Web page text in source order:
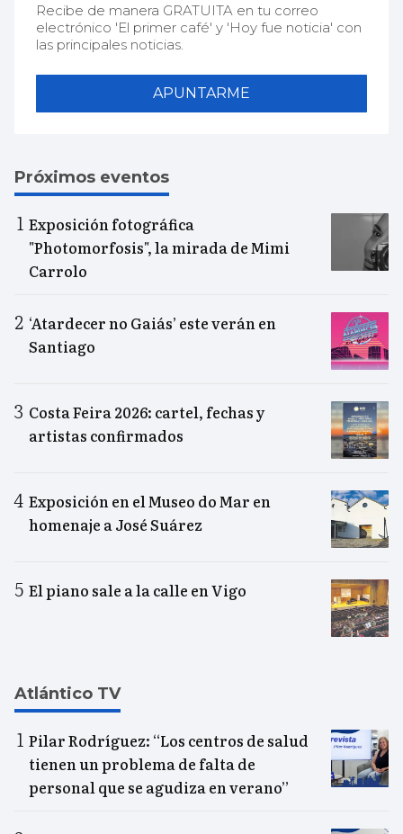
Recibe de manera GRATUITA en tu correo
electrónico 'El primer café' y 'Hoy fue noticia' con
las principales noticias.
APUNTARME
Próximos eventos
Exposición fotográfica
"Photomorfosis", la mirada de Mimi
Carrolo
‘Atardecer no Gaiás’ este verán en
Santiago
Costa Feira 2026: cartel, fechas y
artistas confirmados
Exposición en el Museo do Mar en
homenaje a José Suárez
El piano sale a la calle en Vigo
Atlántico TV
Pilar Rodríguez: “Los centros de salud
tienen un problema de falta de
personal que se agudiza en verano”